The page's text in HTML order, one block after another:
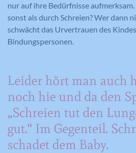
nur auf ihre Bedürfnisse
sonst als durch Schreien? Wer dann
schwächt das Urvertrauen des
Bindungspersonen.
Leider hört man auch
noch hie und da den
„Schreien tut den
gut.“ Im Gegenteil.
schadet dem Baby.